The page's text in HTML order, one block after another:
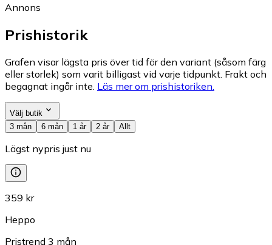
Annons
Prishistorik
Grafen visar lägsta pris över tid för den variant (såsom färg
eller storlek) som varit billigast vid varje tidpunkt. Frakt och
begagnat ingår inte. Läs mer om prishistoriken.
Välj butik
3 mån
6 mån 1 år 2 år Allt
Lägst nypris just nu
359 kr
Heppo
Pristrend 3 mån